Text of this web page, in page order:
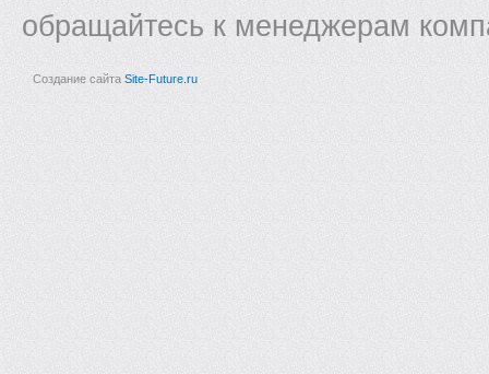
обращайтесь к менеджерам
Создание сайта Site-Future.ru